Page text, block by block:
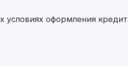
условиях оформления